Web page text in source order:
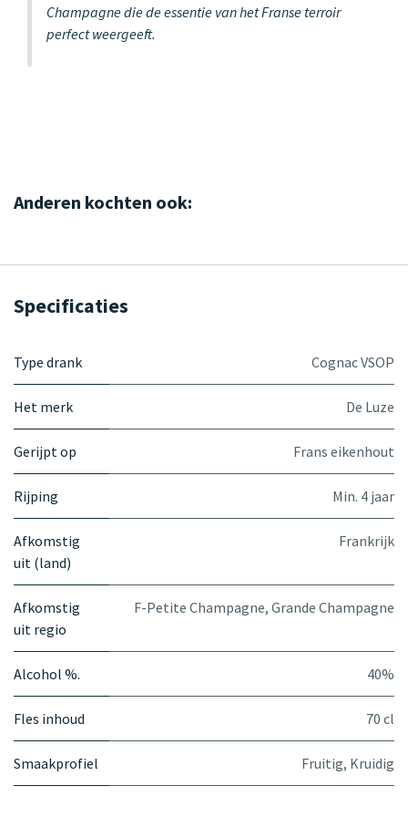
Champagne die de essentie van het Franse terroir
perfect weergeeft.
Anderen kochten ook:
Specificaties
Type drank Cognac VSOP
Het merk De Luze
Gerijpt op Frans eikenhout
Rijping Min. 4 jaar
Afkomstig
uit (land)
Frankrijk
Afkomstig
uit regio
F-Petite Champagne, Grande Champagne
Alcohol %. 40%
Fles inhoud 70 cl
Smaakprofiel Fruitig, Kruidig